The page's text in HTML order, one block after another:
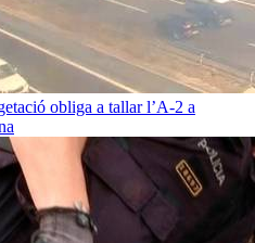
obliga a tallar l’A-2 a